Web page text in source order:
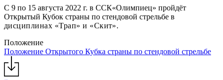
С 9 по 15 августа 2022 г. в ССК«Олимпиец» пройдёт
Открытый Кубок страны по стендовой стрельбе в
дисциплинах «Трап» и «Скит».
Положение
Положение Открытого Кубка страны по стендовой стрельбе